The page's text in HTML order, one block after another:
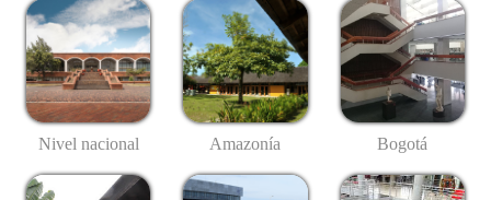
Nivel nacional Amazonía Bogotá